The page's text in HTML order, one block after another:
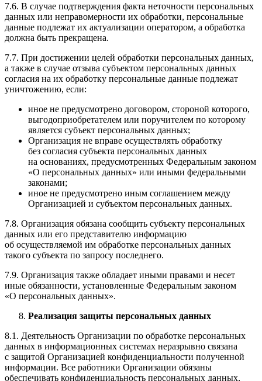
7.6. В случае подтверждения факта неточности персональных
данных или неправомерности их обработки, персональные
данные подлежат их актуализации оператором, а обработка
должна быть прекращена.
7.7. При достижении целей обработки персональных данных,
а также в случае отзыва субъектом персональных данных
согласия на их обработку персональные данные подлежат
уничтожению, если:
иное не предусмотрено договором, стороной которого,
выгодоприобретателем или поручителем по которому
является субъект персональных данных;
Организация не вправе осуществлять обработку
без согласия субъекта персональных данных
на основаниях, предусмотренных Федеральным законом
«О персональных данных» или иными федеральными
законами;
иное не предусмотрено иным соглашением между
Организацией и субъектом персональных данных.
7.8. Организация обязана сообщить субъекту персональных
данных или его представителю информацию
об осуществляемой им обработке персональных данных
такого субъекта по запросу последнего.
7.9. Организация также обладает иными правами и несет
иные обязанности, установленные Федеральным законом
«О персональных данных».
Реализация защиты персональных данных
8.1. Деятельность Организации по обработке персональных
данных в информационных системах неразрывно связана
с защитой Организацией конфиденциальности полученной
информации. Все работники Организации обязаны
обеспечивать конфиденциальность персональных данных,